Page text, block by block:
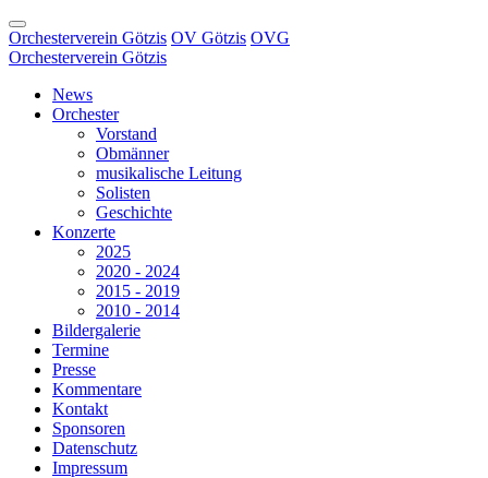
Orchesterverein Götzis OV Götzis OVG
Orchesterverein Götzis
News
Orchester
Vorstand
Obmänner
musikalische Leitung
Solisten
Geschichte
Konzerte
2025
2020 - 2024
2015 - 2019
2010 - 2014
Bildergalerie
Termine
Presse
Kommentare
Kontakt
Sponsoren
Datenschutz
Impressum